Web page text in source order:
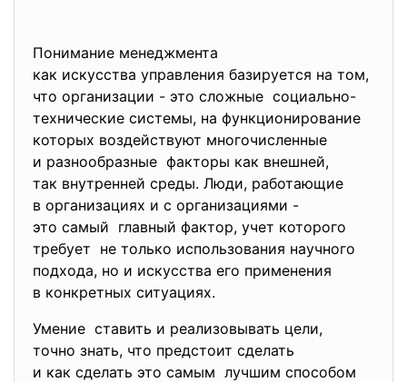
Понимание менеджмента
как искусства управления базируется на том,
что организации - это сложные социально-
технические системы, на функционирование
которых воздействуют многочисленные
и разнообразные факторы как внешней,
так внутренней среды. Люди, работающие
в организациях и с организациями -
это самый главный фактор, учет которого
требует не только использования научного
подхода, но и искусства его применения
в конкретных ситуациях.
Умение ставить и реализовывать цели,
точно знать, что предстоит сделать
и как сделать это самым лучшим способом